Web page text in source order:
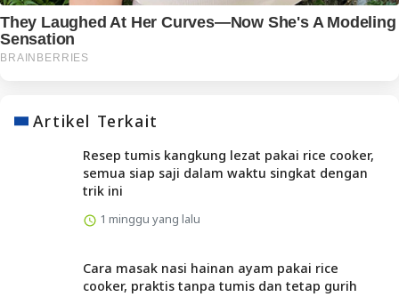
Artikel Terkait
Resep tumis kangkung lezat pakai rice cooker,
semua siap saji dalam waktu singkat dengan
trik ini
1 minggu yang lalu
Cara masak nasi hainan ayam pakai rice
cooker, praktis tanpa tumis dan tetap gurih